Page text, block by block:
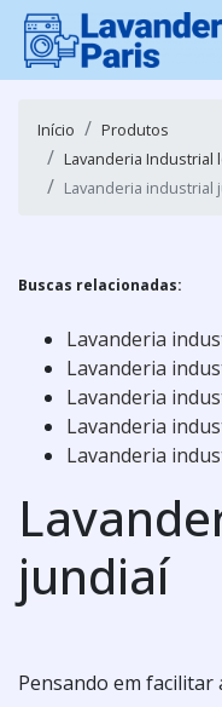
Início
Produtos
Lavanderia Industrial
Lavanderia industrial
Buscas relacionadas:
Lavanderia
Lavanderia
Lavanderia
Lavanderia
Lavanderia
jundiaí
Pensando em facilitar